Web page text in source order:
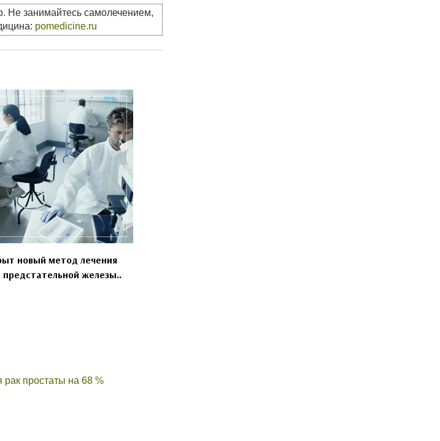
Не занимайтесь самолечением,
pomedicine.ru
новый метод лечения
предстательной железы..
рак простаты на 68 %